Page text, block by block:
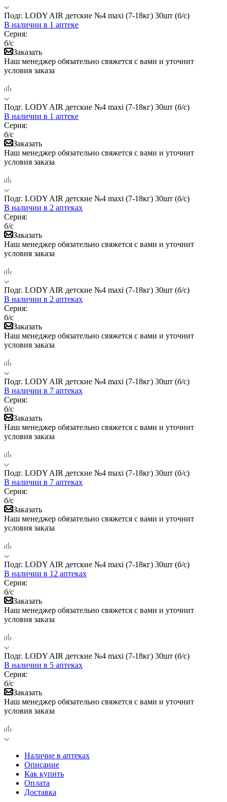
Подг. LODY AIR детские №4 maxi (7-18кг) 30шт (б/с)
В наличии в 1 аптеке
Серия:
б/с
Заказать
Наш менеджер обязательно свяжется с вами и уточнит
условия заказа
Подг. LODY AIR детские №4 maxi (7-18кг) 30шт (б/с)
В наличии в 1 аптеке
Серия:
б/с
Заказать
Наш менеджер обязательно свяжется с вами и уточнит
условия заказа
Подг. LODY AIR детские №4 maxi (7-18кг) 30шт (б/с)
В наличии в 2 аптеках
Серия:
б/с
Заказать
Наш менеджер обязательно свяжется с вами и уточнит
условия заказа
Подг. LODY AIR детские №4 maxi (7-18кг) 30шт (б/с)
В наличии в 2 аптеках
Серия:
б/с
Заказать
Наш менеджер обязательно свяжется с вами и уточнит
условия заказа
Подг. LODY AIR детские №4 maxi (7-18кг) 30шт (б/с)
В наличии в 7 аптеках
Серия:
б/с
Заказать
Наш менеджер обязательно свяжется с вами и уточнит
условия заказа
Подг. LODY AIR детские №4 maxi (7-18кг) 30шт (б/с)
В наличии в 7 аптеках
Серия:
б/с
Заказать
Наш менеджер обязательно свяжется с вами и уточнит
условия заказа
Подг. LODY AIR детские №4 maxi (7-18кг) 30шт (б/с)
В наличии в 12 аптеках
Серия:
б/с
Заказать
Наш менеджер обязательно свяжется с вами и уточнит
условия заказа
Подг. LODY AIR детские №4 maxi (7-18кг) 30шт (б/с)
В наличии в 5 аптеках
Серия:
б/с
Заказать
Наш менеджер обязательно свяжется с вами и уточнит
условия заказа
Наличие в аптеках
Описание
Как купить
Оплата
Доставка